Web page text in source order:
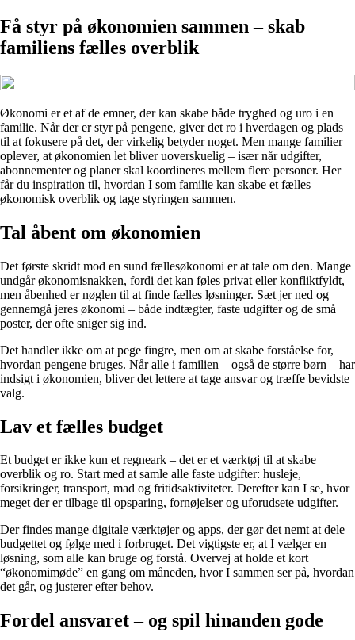
Få styr på økonomien sammen – skab
familiens fælles overblik
Økonomi er et af de emner, der kan skabe både tryghed og uro i en
familie. Når der er styr på pengene, giver det ro i hverdagen og plads
til at fokusere på det, der virkelig betyder noget. Men mange familier
oplever, at økonomien let bliver uoverskuelig – især når udgifter,
abonnementer og planer skal koordineres mellem flere personer. Her
får du inspiration til, hvordan I som familie kan skabe et fælles
økonomisk overblik og tage styringen sammen.
Tal åbent om økonomien
Det første skridt mod en sund fællesøkonomi er at tale om den. Mange
undgår økonomisnakken, fordi det kan føles privat eller konfliktfyldt,
men åbenhed er nøglen til at finde fælles løsninger. Sæt jer ned og
gennemgå jeres økonomi – både indtægter, faste udgifter og de små
poster, der ofte sniger sig ind.
Det handler ikke om at pege fingre, men om at skabe forståelse for,
hvordan pengene bruges. Når alle i familien – også de større børn – har
indsigt i økonomien, bliver det lettere at tage ansvar og træffe bevidste
valg.
Lav et fælles budget
Et budget er ikke kun et regneark – det er et værktøj til at skabe
overblik og ro. Start med at samle alle faste udgifter: husleje,
forsikringer, transport, mad og fritidsaktiviteter. Derefter kan I se, hvor
meget der er tilbage til opsparing, fornøjelser og uforudsete udgifter.
Der findes mange digitale værktøjer og apps, der gør det nemt at dele
budgettet og følge med i forbruget. Det vigtigste er, at I vælger en
løsning, som alle kan bruge og forstå. Overvej at holde et kort
“økonomimøde” en gang om måneden, hvor I sammen ser på, hvordan
det går, og justerer efter behov.
Fordel ansvaret – og spil hinanden gode